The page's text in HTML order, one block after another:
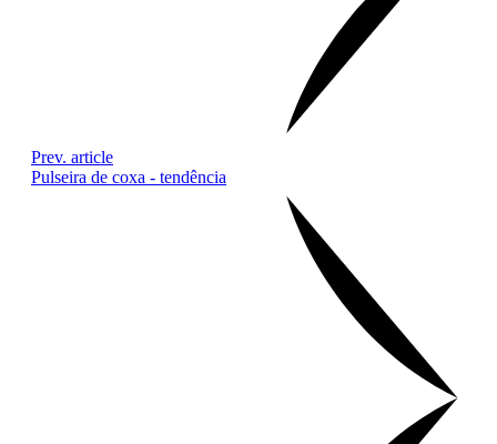
Prev. article
Pulseira de coxa - tendência